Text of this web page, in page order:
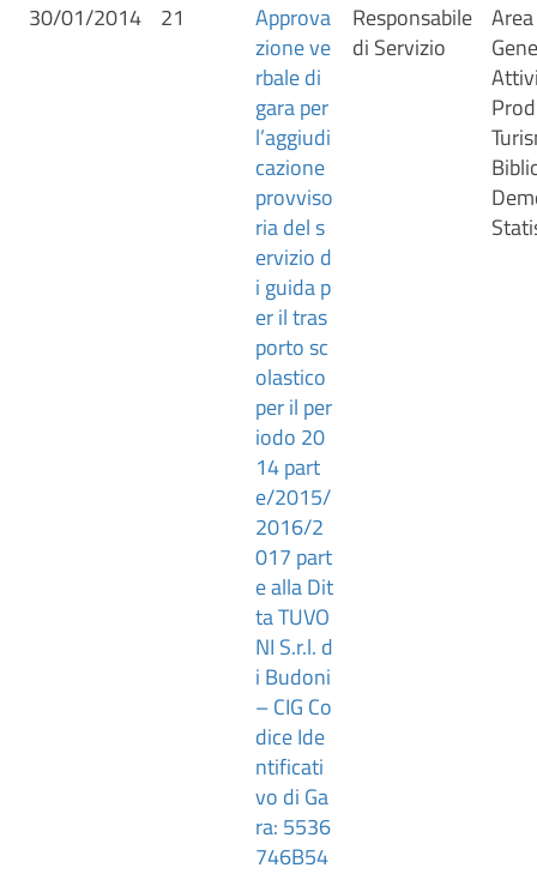
30/01/2014
21
Approva
zione ve
rbale di
gara per
l’aggiudi
cazione
provviso
ria del s
ervizio d
i guida p
er il tras
porto sc
olastico
per il per
iodo 20
14 part
e/2015/
2016/2
017 part
e alla Dit
ta TUVO
NI S.r.l. d
i Budoni
– CIG Co
dice Ide
ntificati
vo di Ga
ra: 5536
746B54
Responsabile
di Servizio